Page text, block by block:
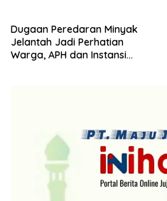
Dugaan Peredaran Minyak
Jelantah Jadi Perhatian
Warga, APH dan Instansi